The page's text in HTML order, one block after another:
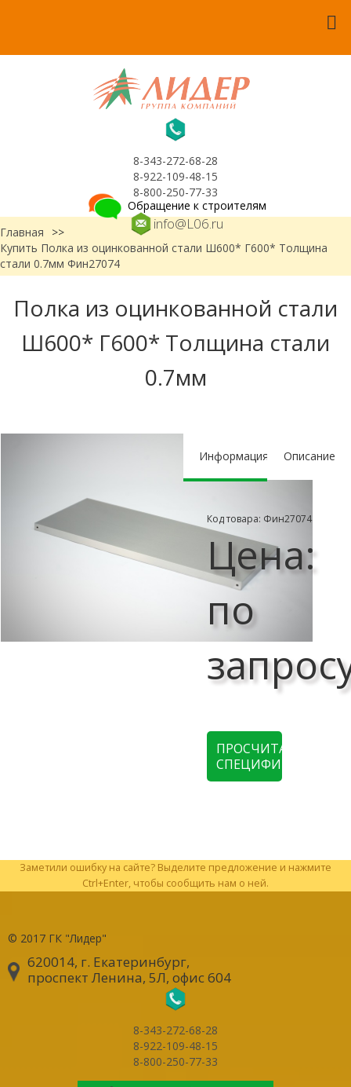
8-343-272-68-28
8-922-109-48-15
8-800-250-77-33
info@L06.ru
Обращение к строителям
Главная
>>
Купить Полка из оцинкованной стали Ш600* Г600* Толщина
стали 0.7мм Фин27074
Полка из оцинкованной стали
Ш600* Г600* Толщина стали
0.7мм
Информация Описание
Код товара: Фин27074
Цена:
по
ПРОСЧИТАТЬ
СПЕЦИФИКАЦИЮ
Заметили ошибку на сайте? Выделите предложение и нажмите
Ctrl+Enter, чтобы сообщить нам о ней.
© 2017 ГК "Лидер"
620014, г. Екатеринбург,
проспект Ленина, 5Л, офис 604
8-343-272-68-28
8-922-109-48-15
8-800-250-77-33